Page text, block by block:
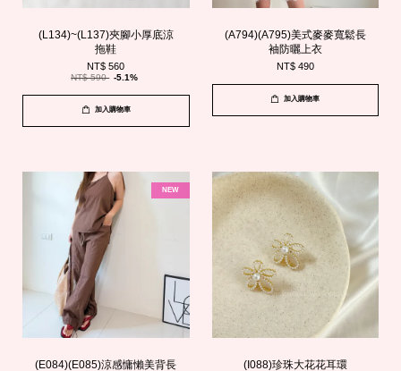
(L134)~(L137)夾腳小厚底涼
拖鞋
NT$ 560
NT$ 590 -5.1%
加入購物車
(A794)(A795)美式麥麥寬鬆長
袖防曬上衣
NT$ 490
加入購物車
NEW
(E084)(E085)涼感慵懶美背長
(I088)珍珠大花花耳環